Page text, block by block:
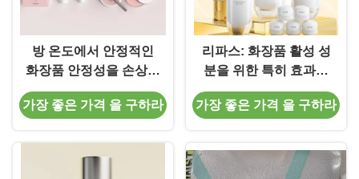
방 온도에서 안정적인
화장품 안정성을 손상시
키지 않고 껍질을 벗기
기 위해 고정 된 리파스
가장 좋은 가격 을 구하라
리파스: 화장품 활성 성
분을 위한 특히 효과적
인 바이오 촉매
가장 좋은 가격 을 구하라